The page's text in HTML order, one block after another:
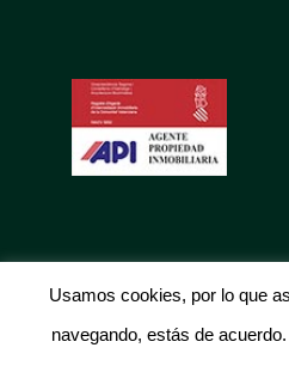
©2023 CALPE SALA. TODOS LOS
PRIVACIDAD- AVISO LEGAL -
Usamos cookies, por lo que
navegando, estás de acuerdo.